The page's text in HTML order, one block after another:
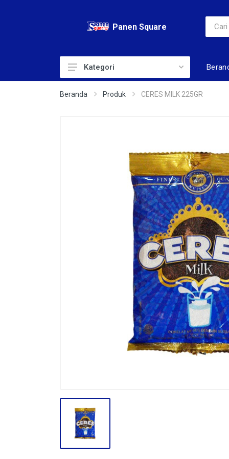
Panen Square
ADULT DIAPERS
CONFECTIONARY CANDY
CONFECTIONARY COKLAT
INSEKTISIDA
INSTANT
Kategori
Beranda Produk CERES MILK 225GR